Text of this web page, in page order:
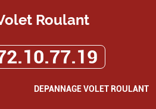
Roulant
DEPANNAGE VOLET ROULANT